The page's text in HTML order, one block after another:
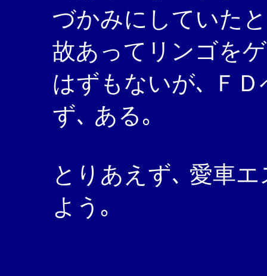
づかみにしていた
故あってリンゴを
はずもないが､ Ｆ
ず､ ある｡
とりあえず､ 愛車
よう｡